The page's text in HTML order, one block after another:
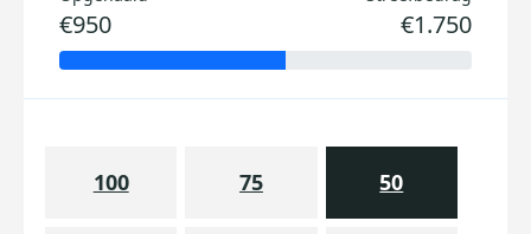
€950 €1.750
100 75 50